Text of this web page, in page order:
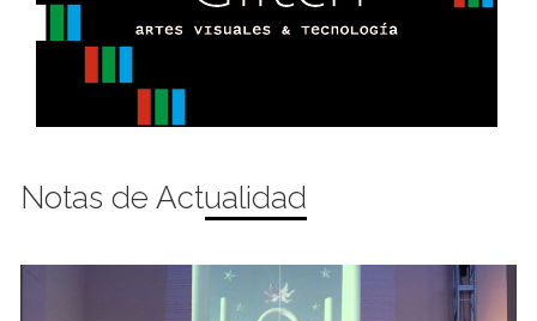
Notas de Actualidad